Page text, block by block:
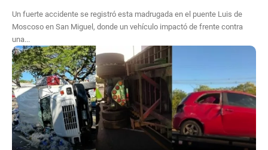
Un fuerte accidente se registró esta madrugada en el puente Luis de
Moscoso en San Miguel, donde un vehículo impactó de frente contra
una...